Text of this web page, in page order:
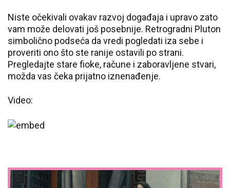
Niste očekivali ovakav razvoj događaja i upravo zato
vam može delovati još posebnije. Retrogradni Pluton
simbolično podseća da vredi pogledati iza sebe i
proveriti ono što ste ranije ostavili po strani.
Pregledajte stare fioke, račune i zaboravljene stvari,
možda vas čeka prijatno iznenađenje.
Video: